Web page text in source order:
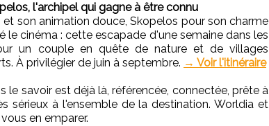
l'archipel qui gagne à être connu
son animation douce, Skopelos pour son charme
le cinéma : cette escapade d'une semaine dans les
un couple en quête de nature et de villages
À privilégier de juin à septembre. → Voir l'itinéraire
le savoir est déjà là, référencée, connectée, prête à
sérieux à l'ensemble de la destination. Worldia et
en emparer.